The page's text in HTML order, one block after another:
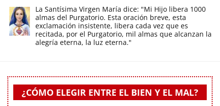
La Santísima Virgen María dice: "Mi Hijo libera 1000
almas del Purgatorio. Esta oración breve, esta
exclamación insistente, libera cada vez que es
recitada, por el Purgatorio, mil almas que alcanzan la
alegría eterna, la luz eterna."
¿CÓMO ELEGIR ENTRE EL BIEN Y EL MAL?